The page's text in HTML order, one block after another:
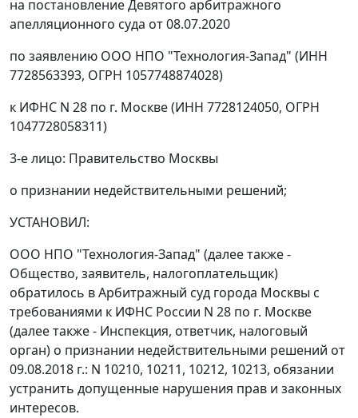
на постановление Девятого арбитражного
апелляционного суда от 08.07.2020
по заявлению ООО НПО "Технология-Запад" (ИНН
7728563393, ОГРН 1057748874028)
к ИФНС N 28 по г. Москве (ИНН 7728124050, ОГРН
1047728058311)
3-е лицо: Правительство Москвы
о признании недействительными решений;
УСТАНОВИЛ:
ООО НПО "Технология-Запад" (далее также -
Общество, заявитель, налогоплательщик)
обратилось в Арбитражный суд города Москвы с
требованиями к ИФНС России N 28 по г. Москве
(далее также - Инспекция, ответчик, налоговый
орган) о признании недействительными решений от
09.08.2018 г.: N 10210, 10211, 10212, 10213, обязании
устранить допущенные нарушения прав и законных
интересов.